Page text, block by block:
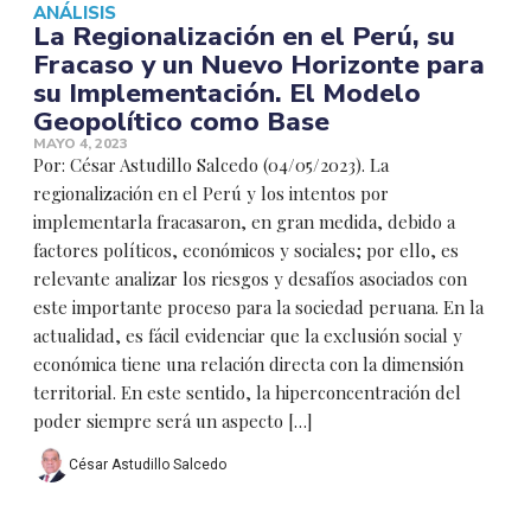
ANÁLISIS
La Regionalización en el Perú, su
Fracaso y un Nuevo Horizonte para
su Implementación. El Modelo
Geopolítico como Base
MAYO 4, 2023
Por: César Astudillo Salcedo (04/05/2023). La
regionalización en el Perú y los intentos por
implementarla fracasaron, en gran medida, debido a
factores políticos, económicos y sociales; por ello, es
relevante analizar los riesgos y desafíos asociados con
este importante proceso para la sociedad peruana. En la
actualidad, es fácil evidenciar que la exclusión social y
económica tiene una relación directa con la dimensión
territorial. En este sentido, la hiperconcentración del
poder siempre será un aspecto […]
César Astudillo Salcedo